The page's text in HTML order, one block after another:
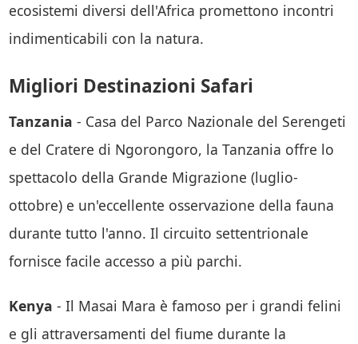
ecosistemi diversi dell'Africa promettono incontri
indimenticabili con la natura.
Migliori Destinazioni Safari
Tanzania - Casa del Parco Nazionale del Serengeti
e del Cratere di Ngorongoro, la Tanzania offre lo
spettacolo della Grande Migrazione (luglio-
ottobre) e un'eccellente osservazione della fauna
durante tutto l'anno. Il circuito settentrionale
fornisce facile accesso a più parchi.
Kenya - Il Masai Mara è famoso per i grandi felini
e gli attraversamenti del fiume durante la